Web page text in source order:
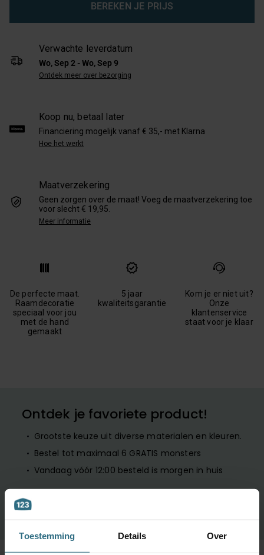
Toestemming Details Over
BEREKEN JE PRIJS
Verwachte leverdatum
Wo, Sep 2 - Wo, Sep 9
Ontdek meer over bezorging
Koop nu, betaal later
Financiering mogelijk vanaf € 35,- met Klarna
Hoe het werkt
Maatverzekering
Geen zorgen over de maat! Voeg de maatverzekering toe
voor slecht € 19,95.
Meer informatie
De perfecte maat.
Raamdecoratie
speciaal voor jou
met de hand
gemaakt
5 jaar
kwaliteitsgarantie
Kom je er niet uit?
Onze
klantenservice
staat voor je klaar
Ontdek je favoriete product!
Grootste keuze uit diverse materialen en kleuren.
Bestel tot maximaal 6 GRATIS monsters
Vandaag vóór 12:00 besteld is morgen in huis